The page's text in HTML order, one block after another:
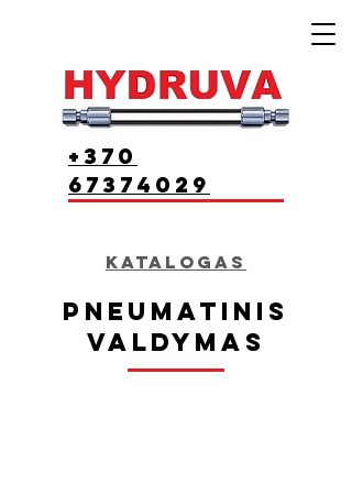
+370
67374029
Katalogas
Pneumatinis
valdymas